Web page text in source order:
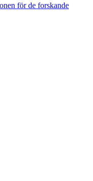
för de forskande